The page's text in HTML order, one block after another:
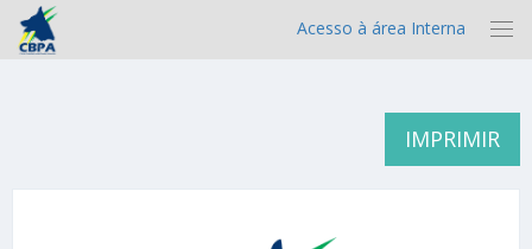
Acesso à área Interna
IMPRIMIR